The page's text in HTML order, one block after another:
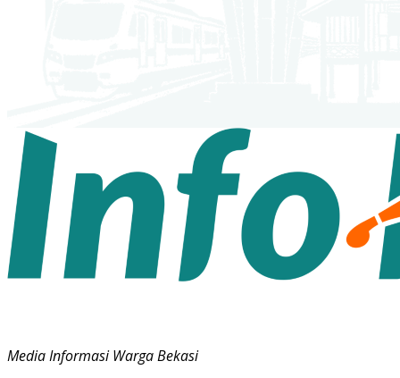
Media Informasi Warga Bekasi